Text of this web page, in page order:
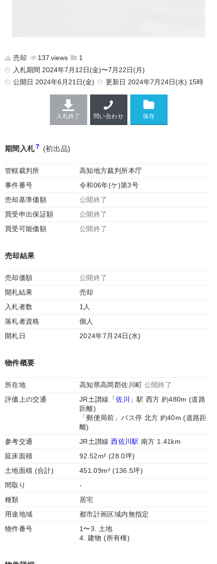
売却 137
1
入札期間 2024年7月12日(金)〜7月22日(月)
公開日 2024年6月21日(金) 更新日 2024年7月24日(水) 15時
入札終了 問い合わせ
期間入札 (初出品)
管轄裁判所
高知地方裁判所本庁
事件番号
令和06年(ケ)第3号
売却基準価額
公開終了
買受申出保証額
公開終了
買受可能価額
公開終了
売却結果
売却価額
公開終了
開札結果
売却
入札者数
1人
落札者資格
個人
開札日
2024年7月24日(水)
物件概要
所在地 高知県高岡郡佐川町 公開終了
評価上の交通
JR土讃線「佐川
」駅 西方 約480m (道路
距離)
「郵便局前」バス停 北方 約40m (道路距
離)
参考交通
JR土讃線西佐川駅 南方 1.41km
延床面積
92.52m² (28.0坪)
土地面積 (合計)
451.09m² (136.5坪)
間取り
-
種類
居宅
用途地域
都市計画区域内無指定
物件番号
1〜3. 土地
4. 建物 (所有権)